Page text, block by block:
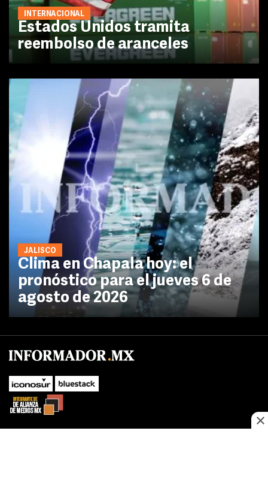
INTERNACIONAL
Estados Unidos tramita
reembolso de aranceles
JALISCO
Clima en Chapala hoy: el
pronóstico para el jueves 6 de
agosto de 2026